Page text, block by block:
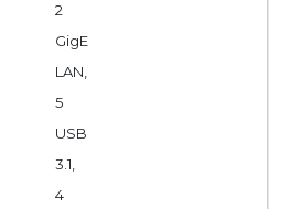
2
GigE
LAN,
5
USB
3.1,
4